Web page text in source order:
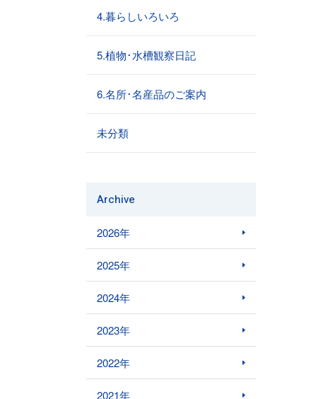
4.暮らしいろいろ
5.植物･水槽観察日記
6.名所･名産品のご案内
未分類
Archive
2026年
2025年
2024年
2023年
2022年
2021年